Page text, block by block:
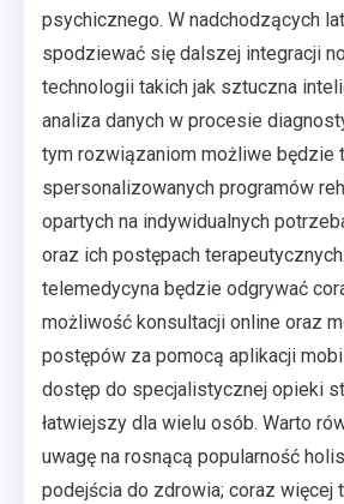
psychicznego. W nadchodzących
spodziewać się dalszej integracji
technologii takich jak sztuczna
analiza danych w procesie
tym rozwiązaniom możliwe będzie
spersonalizowanych programów
opartych na indywidualnych
oraz ich postępach
telemedycyna będzie odgrywać
możliwość konsultacji online oraz
postępów za pomocą aplikacji
dostęp do specjalistycznej opieki
łatwiejszy dla wielu osób. Warto
uwagę na rosnącą popularność
podejścia do zdrowia; coraz więcej